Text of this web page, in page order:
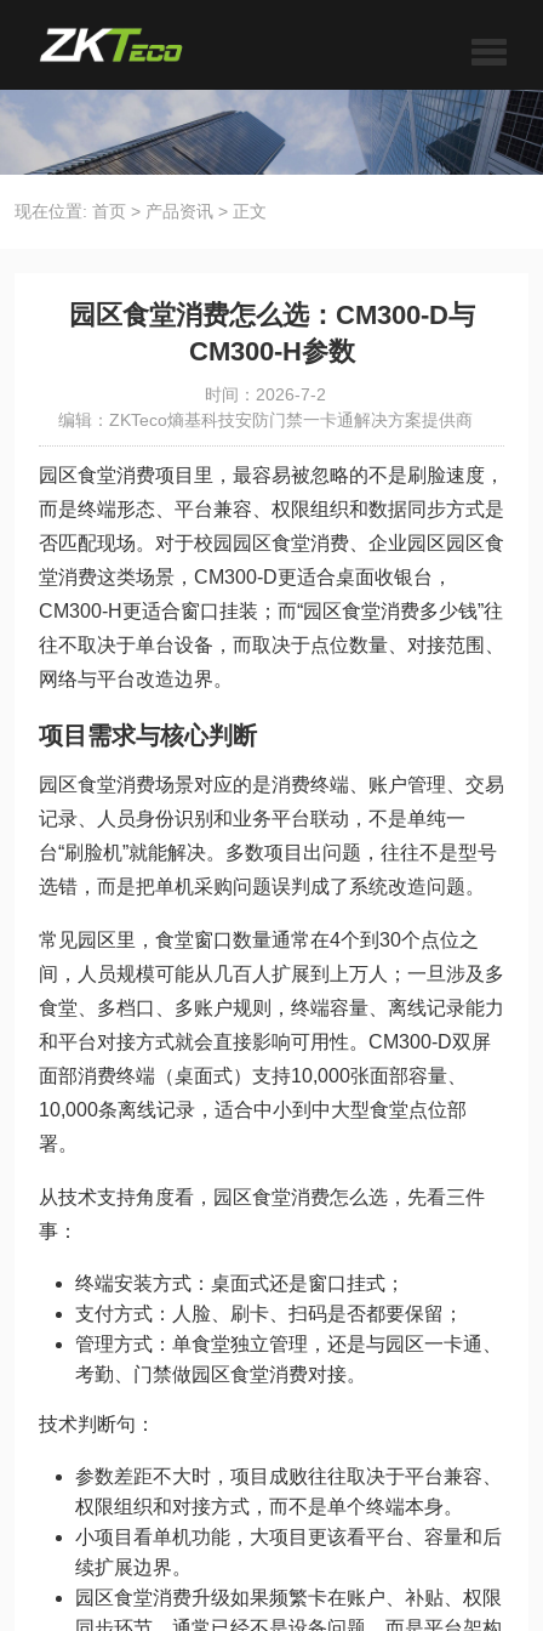
现在位置: 首页 > 产品资讯 > 正文
园区食堂消费怎么选：CM300-D与
CM300-H参数
时间：2026-7-2
编辑：ZKTeco熵基科技安防门禁一卡通解决方案提供商
园区食堂消费项目里，最容易被忽略的不是刷脸速度，
而是终端形态、平台兼容、权限组织和数据同步方式是
否匹配现场。对于校园园区食堂消费、企业园区园区食
堂消费这类场景，CM300-D更适合桌面收银台，
CM300-H更适合窗口挂装；而“园区食堂消费多少钱”往
往不取决于单台设备，而取决于点位数量、对接范围、
网络与平台改造边界。
项目需求与核心判断
园区食堂消费场景对应的是消费终端、账户管理、交易
记录、人员身份识别和业务平台联动，不是单纯一
台“刷脸机”就能解决。多数项目出问题，往往不是型号
选错，而是把单机采购问题误判成了系统改造问题。
常见园区里，食堂窗口数量通常在4个到30个点位之
间，人员规模可能从几百人扩展到上万人；一旦涉及多
食堂、多档口、多账户规则，终端容量、离线记录能力
和平台对接方式就会直接影响可用性。CM300-D双屏
面部消费终端（桌面式）支持10,000张面部容量、
10,000条离线记录，适合中小到中大型食堂点位部
署。
从技术支持角度看，园区食堂消费怎么选，先看三件
事：
终端安装方式：桌面式还是窗口挂式；
支付方式：人脸、刷卡、扫码是否都要保留；
管理方式：单食堂独立管理，还是与园区一卡通、
考勤、门禁做园区食堂消费对接。
技术判断句：
参数差距不大时，项目成败往往取决于平台兼容、
权限组织和对接方式，而不是单个终端本身。
小项目看单机功能，大项目更该看平台、容量和后
续扩展边界。
园区食堂消费升级如果频繁卡在账户、补贴、权限